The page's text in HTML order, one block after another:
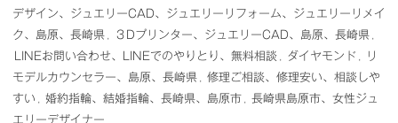
デザイン、ジュエリーCAD、ジュエリーリフォーム、ジュエリーリメイ
ク、島原、長崎県
３Dプリンター、ジュエリーCAD、島原、長崎県
LINEお問い合わせ、LINEでのやりとり、無料相談
ダイヤモンド
リ
モデルカウンセラー、島原、長崎県
修理ご相談、修理安い、相談しや
すい
婚約指輪、結婚指輪、長崎県、島原市
長崎県島原市、女性ジュ
エリーデザイナー